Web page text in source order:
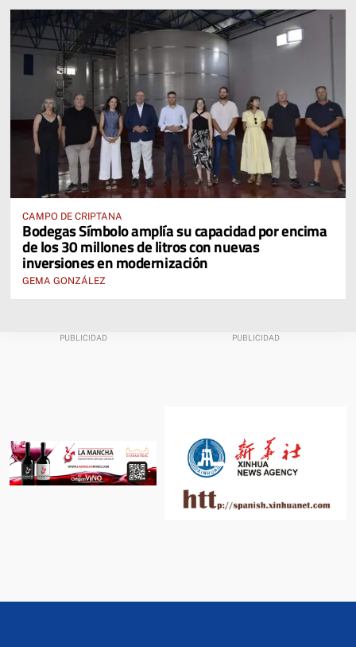
CAMPO DE CRIPTANA
Bodegas Símbolo amplía su capacidad por encima
de los 30 millones de litros con nuevas
inversiones en modernización
GEMA GONZÁLEZ